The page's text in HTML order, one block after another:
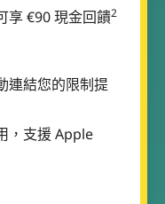
享 €90 現金回饋2
連結您的限制提
，支援 Apple